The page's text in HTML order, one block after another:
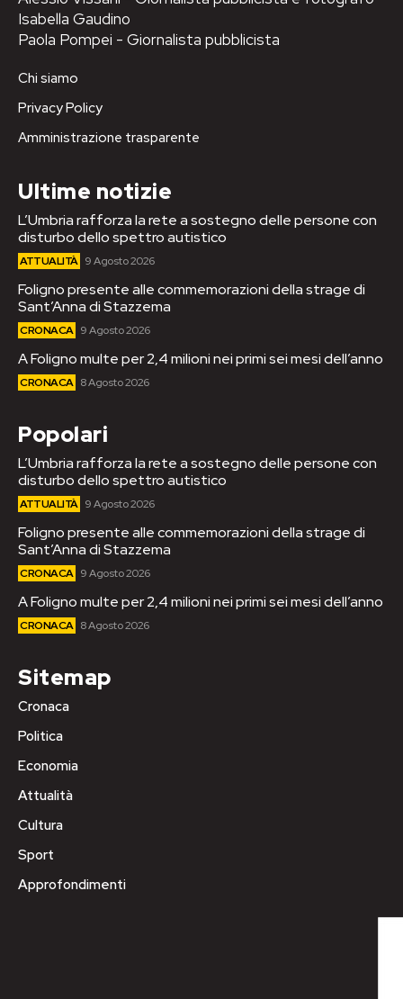
Isabella Gaudino
Paola Pompei - Giornalista pubblicista
Chi siamo
Privacy Policy
Amministrazione trasparente
Ultime notizie
L’Umbria rafforza la rete a sostegno delle persone con
disturbo dello spettro autistico
ATTUALITÀ 9 Agosto 2026
Foligno presente alle commemorazioni della strage di
Sant’Anna di Stazzema
CRONACA 9 Agosto 2026
A Foligno multe per 2,4 milioni nei primi sei mesi dell’anno
CRONACA 8 Agosto 2026
Popolari
L’Umbria rafforza la rete a sostegno delle persone con
disturbo dello spettro autistico
ATTUALITÀ 9 Agosto 2026
Foligno presente alle commemorazioni della strage di
Sant’Anna di Stazzema
CRONACA 9 Agosto 2026
A Foligno multe per 2,4 milioni nei primi sei mesi dell’anno
CRONACA 8 Agosto 2026
Sitemap
Cronaca
Politica
Economia
Attualità
Cultura
Sport
Approfondimenti